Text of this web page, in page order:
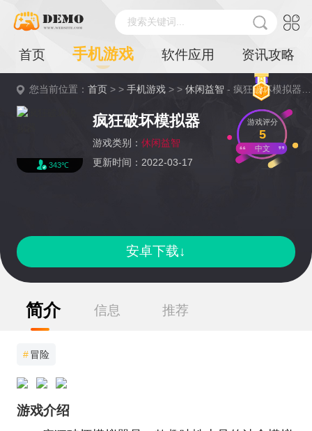
搜索关键词...
首页 手机游戏 软件应用 资讯攻略
您当前位置：首页 > >手机游戏 > >休闲益智 - 疯狂破坏模拟器详情
343℃
疯狂破坏模拟器
游戏类别： 休闲益智
更新时间：2022-03-17
游戏评分
5
中文
安卓下载↓
简介 信息 推荐
#冒险
游戏介绍